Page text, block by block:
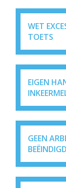
WET
TOETS
EIGEN
GEEN